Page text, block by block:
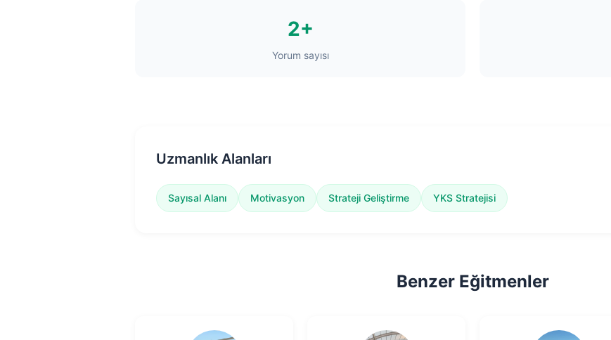
2+
Yorum sayısı
Uzmanlık Alanları
Sayısal Alanı Motivasyon Strateji Geliştirme YKS Stratejisi
Benzer Eğitmenler